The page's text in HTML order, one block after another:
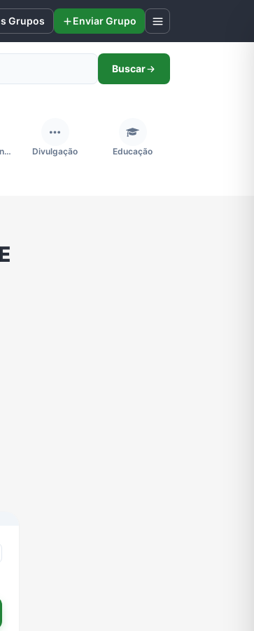
Grupos Enviar Grupo
Buscar
Desenhos e Animes Divulgação Educação